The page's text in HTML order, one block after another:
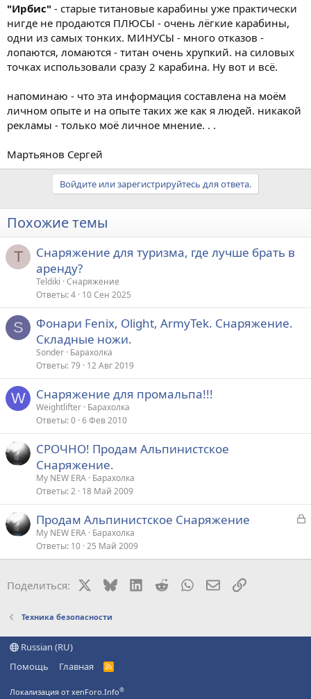
"Ирбис" - старые титановые карабины уже практически
нигде не продаются ПЛЮСЫ - очень лёгкие карабины,
одни из самых тонких. МИНУСЫ - много отказов -
лопаются, ломаются - титан очень хрупкий. на силовых
точках использовали сразу 2 карабина. Ну вот и всё.
напоминаю - что эта информация составлена на моём
личном опыте и на опыте таких же как я людей. никакой
рекламы - только моё личное мнение. . .
Мартьянов Сергей
Войдите или зарегистрируйтесь для ответа.
Похожие темы
T
Снаряжение для туризма, где лучше брать в
аренду?
Teldiki Снаряжение
Ответы 4 10 Сен 2025
S
Фонари Fenix, Olight, ArmyTek. Снаряжение.
Складные ножи.
Sonder Барахолка
Ответы 79 12 Авг 2019
W Снаряжение для промальпа!!!
Weightlifter Барахолка
Ответы 0 6 Фев 2010
СРОЧНО! Продам Альпинистское
Снаряжение.
My NEW ERA Барахолка
Ответы 2 18 Май 2009
З
р
Продам Альпинистское Снаряжение
My NEW ERA Барахолка
Ответы 10 25 Май 2009
Поделиться: BlueskyLinkedIn
RedditWhatsAppЭлектронная
Ссылка
Техника безопасности
Russian (RU)
Помощь
Главная
R
Локализация от xenForo.Info®